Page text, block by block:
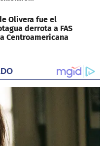
Olivera fue el
derrota a FAS
Centroamericana